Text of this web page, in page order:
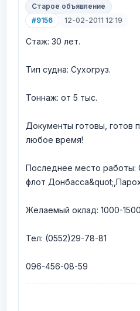
Старое объявление
#9156
12-02-2011 12:19
Стаж: 30 лет.
Тип судна: Сухогруз.
Тоннаж: от 5 тыс.
Документы готовы, готов
любое время!
Последнее место работы:
флот
Желаемый оклад: 1000-
Тел: (0552)29-78-81
096-456-08-59